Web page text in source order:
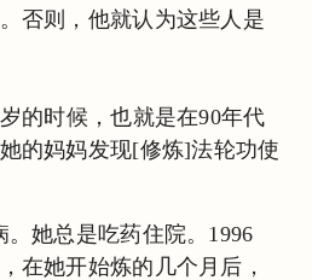
否则，他就认为这些人是
的时候，也就是在90年代
的妈妈发现[修炼]法轮功使
。她总是吃药住院。1996
在她开始炼的几个月后，